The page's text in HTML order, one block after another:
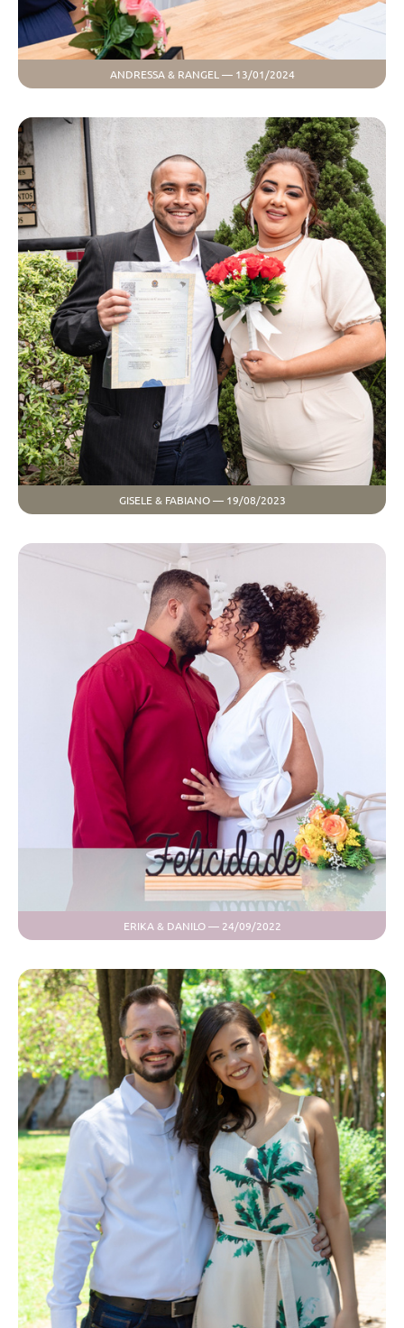
ANDRESSA & RANGEL — 13/01/2024
GISELE & FABIANO — 19/08/2023
ERIKA & DANILO — 24/09/2022